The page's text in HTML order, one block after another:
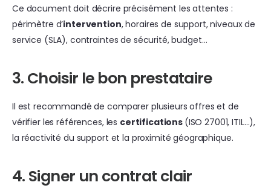
Ce document doit décrire précisément les attentes :
périmètre d’intervention, horaires de support, niveaux de
service (SLA), contraintes de sécurité, budget…
3. Choisir le bon prestataire
Il est recommandé de comparer plusieurs offres et de
vérifier les références, les certifications (ISO 27001, ITIL…),
la réactivité du support et la proximité géographique.
4. Signer un contrat clair